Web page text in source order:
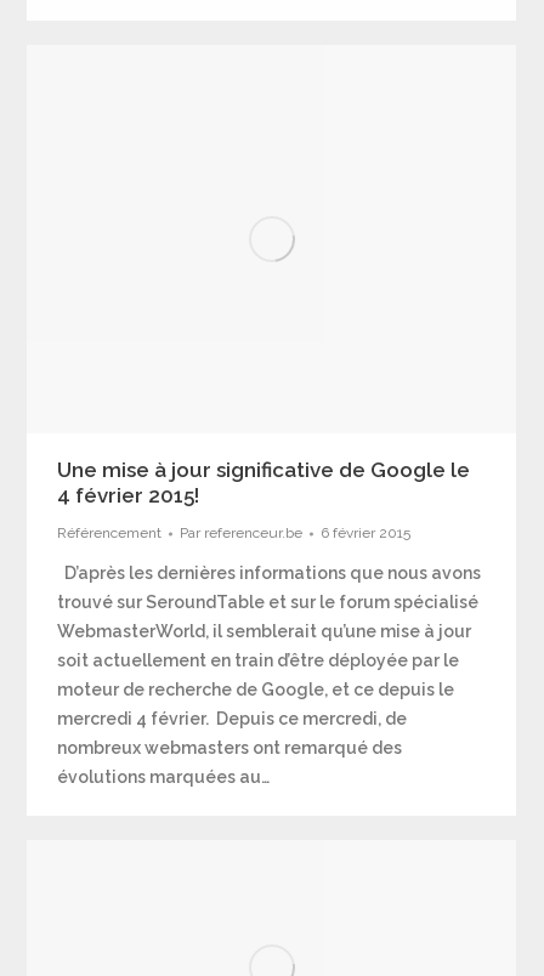
Une mise à jour significative de Google le
4 février 2015!
Référencement Par referenceur.be 6 février 2015
D’après les dernières informations que nous avons
trouvé sur SeroundTable et sur le forum spécialisé
WebmasterWorld, il semblerait qu’une mise à jour
soit actuellement en train d’être déployée par le
moteur de recherche de Google, et ce depuis le
mercredi 4 février. Depuis ce mercredi, de
nombreux webmasters ont remarqué des
évolutions marquées au…